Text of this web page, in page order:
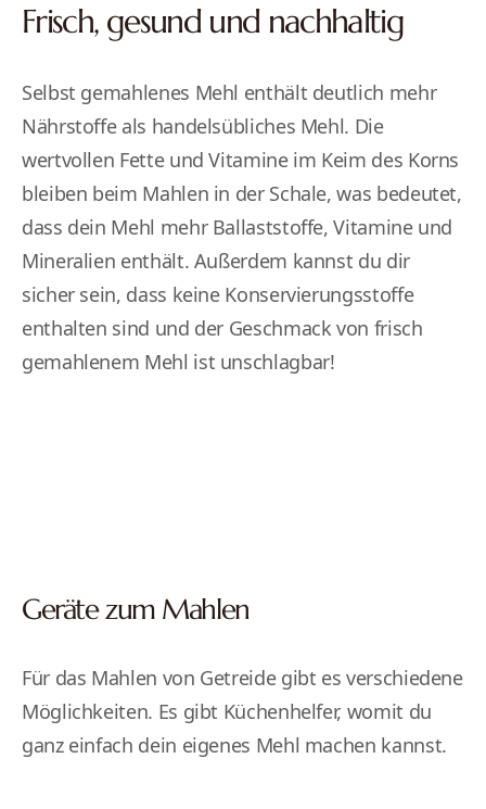
Frisch, gesund und nachhaltig
Selbst gemahlenes Mehl enthält deutlich mehr
Nährstoffe als handelsübliches Mehl. Die
wertvollen Fette und Vitamine im Keim des Korns
bleiben beim Mahlen in der Schale, was bedeutet,
dass dein Mehl mehr Ballaststoffe, Vitamine und
Mineralien enthält. Außerdem kannst du dir
sicher sein, dass keine Konservierungsstoffe
enthalten sind und der Geschmack von frisch
gemahlenem Mehl ist unschlagbar!
Geräte zum Mahlen
Für das Mahlen von Getreide gibt es verschiedene
Möglichkeiten. Es gibt Küchenhelfer, womit du
ganz einfach dein eigenes Mehl machen kannst.